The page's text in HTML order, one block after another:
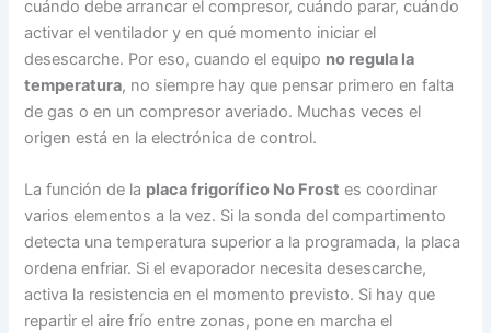
cuándo debe arrancar el compresor, cuándo parar, cuándo
activar el ventilador y en qué momento iniciar el
desescarche. Por eso, cuando el equipo no regula la
temperatura, no siempre hay que pensar primero en falta
de gas o en un compresor averiado. Muchas veces el
origen está en la electrónica de control.
La función de la placa frigorífico No Frost es coordinar
varios elementos a la vez. Si la sonda del compartimento
detecta una temperatura superior a la programada, la placa
ordena enfriar. Si el evaporador necesita desescarche,
activa la resistencia en el momento previsto. Si hay que
repartir el aire frío entre zonas, pone en marcha el